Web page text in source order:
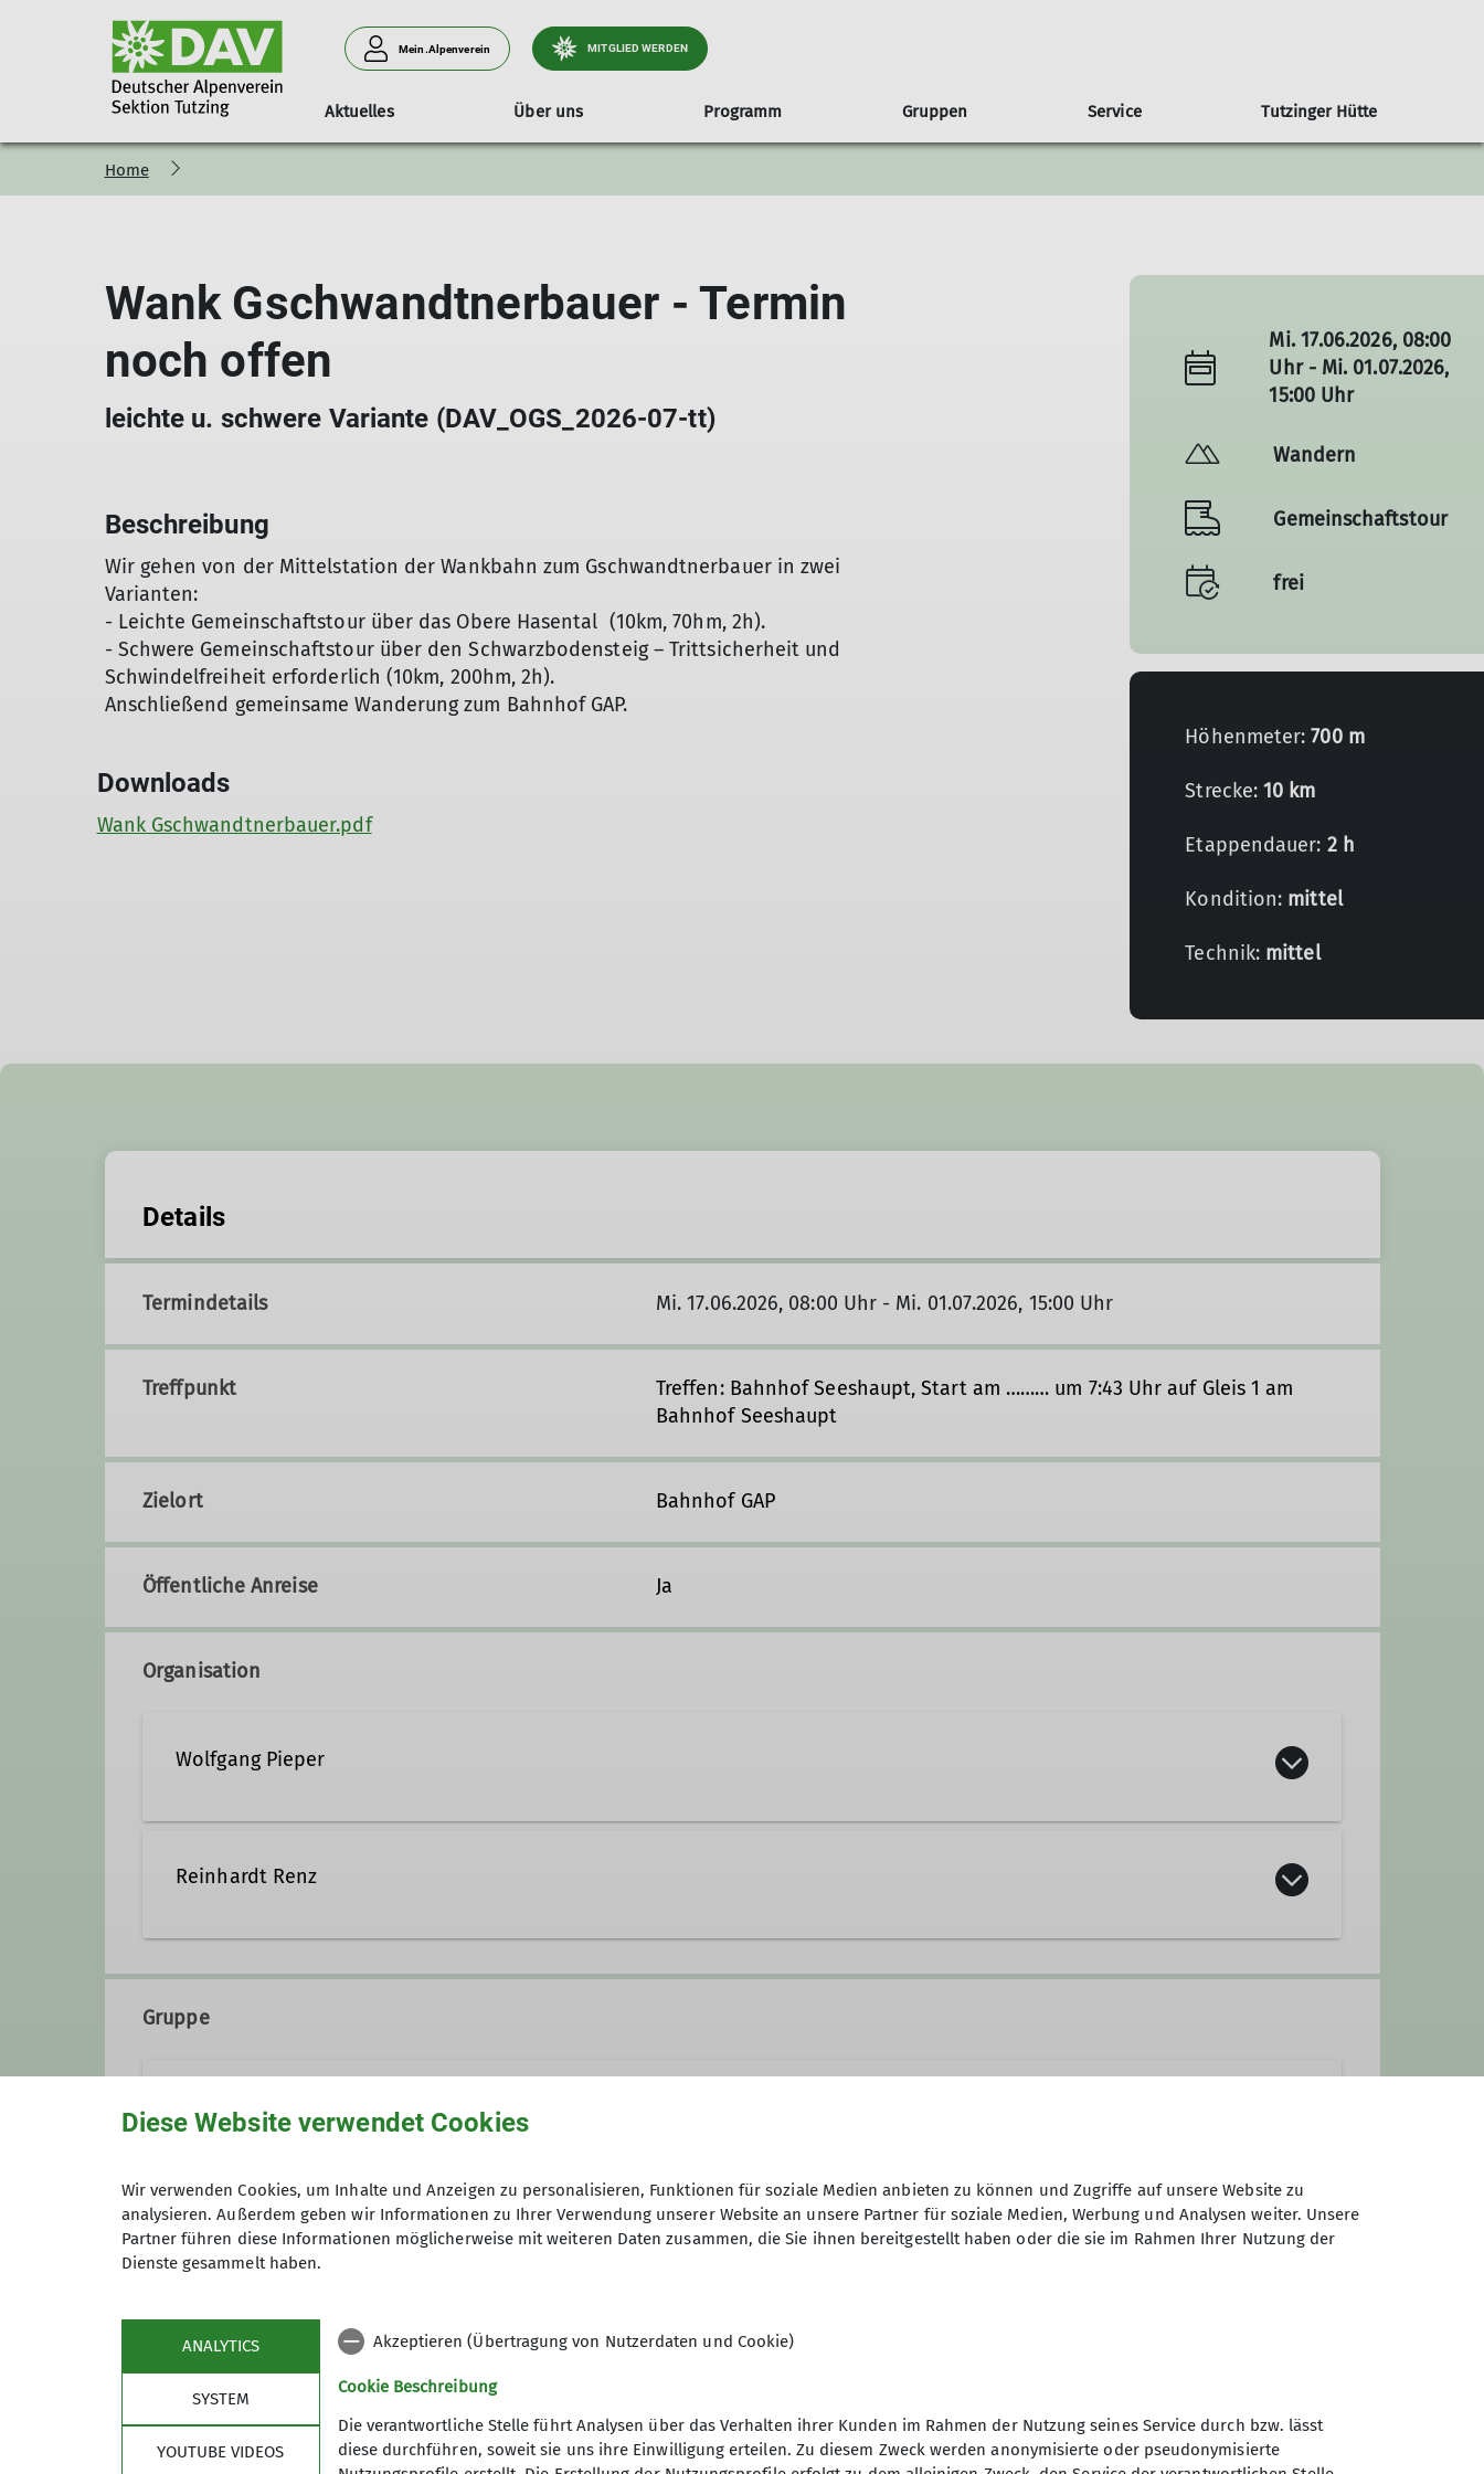
Mein.Alpenverein MITGLIED WERDEN
Aktuelles Über uns
Vorstand Referenten Trainer
Programm
Kurs- & Tourenprogramm 2025/26 Programm Gemeinschaftstouren
Gruppen
Übersicht Ortsgruppen
Ortsgruppe Tutzing
Ortsgruppe Kochel
Übersicht Jugend- & Familiengruppen Übersicht weitere Gruppen
Service
Mitgliedschaft
Digitaler Mitgliedsausweis
Teilnehmergebühren Jahresheft Geschäftsstelle
Wanderwegekonzept Tölzer Land Süd
Klimawandel in den Alpen Klimaschutzbericht
Tutzinger Hütte
Home
Wank Gschwandtnerbauer - Termin
noch offen
leichte u. schwere Variante (DAV_OGS_2026-07-tt)
Beschreibung
Wir gehen von der Mittelstation der Wankbahn zum Gschwandtnerbauer in zwei
Varianten:
- Leichte Gemeinschaftstour über das Obere Hasental (10km, 70hm, 2h).
- Schwere Gemeinschaftstour über den Schwarzbodensteig – Trittsicherheit und
Schwindelfreiheit erforderlich (10km, 200hm, 2h).
Anschließend gemeinsame Wanderung zum Bahnhof GAP.
Downloads
Wank Gschwandtnerbauer.pdf
Mi. 17.06.2026, 08:00
Uhr - Mi. 01.07.2026,
15:00 Uhr
Wandern
Gemeinschaftstour
frei
Höhenmeter:700 m
Strecke:10 km
Etappendauer: 2 h
Kondition: mittel
Technik: mittel
Details
Termindetails Mi. 17.06.2026, 08:00 Uhr - Mi. 01.07.2026, 15:00 Uhr
Treffpunkt
Treffen: Bahnhof Seeshaupt, Start am ……… um 7:43 Uhr auf Gleis 1 am
Bahnhof Seeshaupt
Zielort Bahnhof GAP
Öffentliche Anreise Ja
Organisation
Wolfgang Pieper
Reinhardt Renz
Gruppe
Ortsgruppe Seeshaupt
Jedem ersten Montag im Monat um 18:00 Uhr im Restaurant Sonnenhof
Anmeldung Anfrage senden
Diese Website verwendet Cookies
Wir verwenden Cookies, um Inhalte und Anzeigen zu personalisieren, Funktionen für soziale Medien anbieten zu können und Zugriffe auf unsere Website zu
analysieren. Außerdem geben wir Informationen zu Ihrer Verwendung unserer Website an unsere Partner für soziale Medien, Werbung und Analysen weiter. Unsere
Partner führen diese Informationen möglicherweise mit weiteren Daten zusammen, die Sie ihnen bereitgestellt haben oder die sie im Rahmen Ihrer Nutzung der
Dienste gesammelt haben.
ANALYTICS
SYSTEM
YOUTUBE VIDEOS
Akzeptieren (Übertragung von Nutzerdaten und Cookie)
Cookie Beschreibung
Die verantwortliche Stelle führt Analysen über das Verhalten ihrer Kunden im Rahmen der Nutzung seines Service durch bzw. lässt
diese durchführen, soweit sie uns ihre Einwilligung erteilen. Zu diesem Zweck werden anonymisierte oder pseudonymisierte